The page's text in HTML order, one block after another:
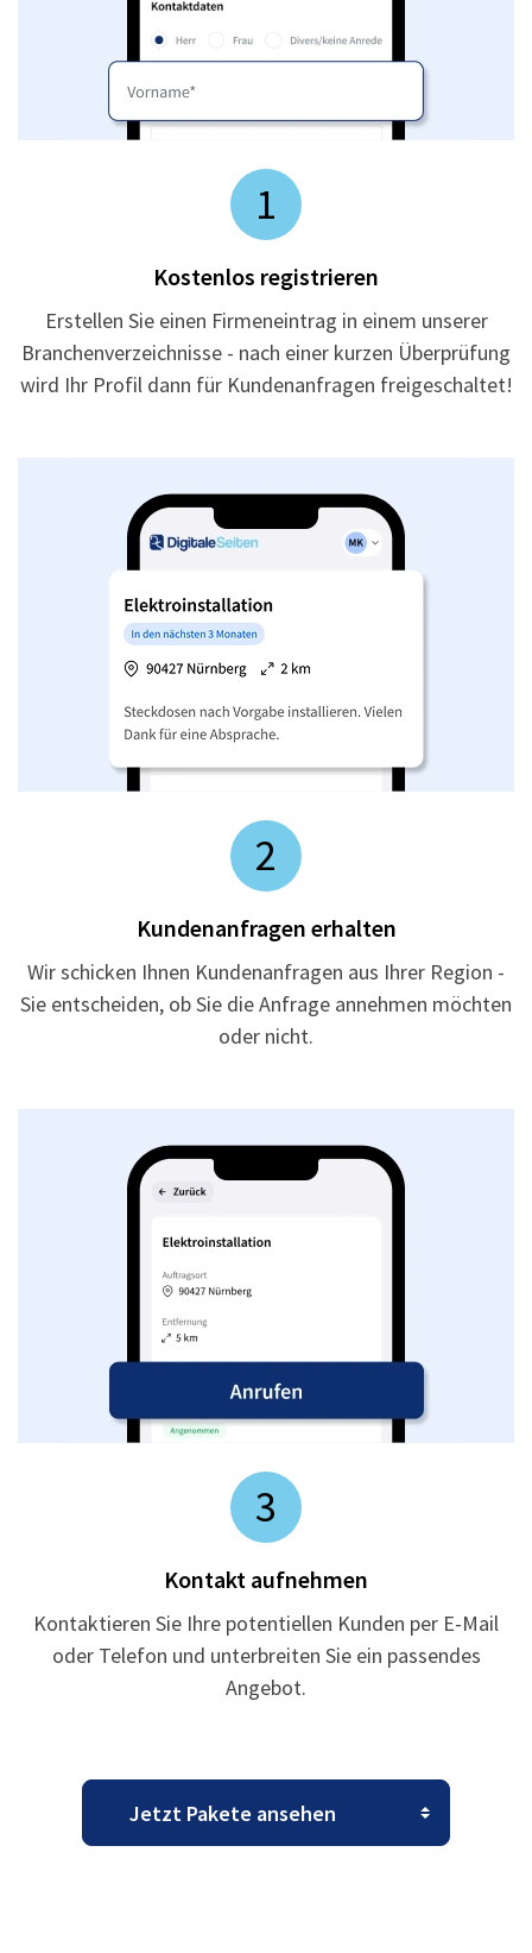
1
Kostenlos registrieren
Erstellen Sie einen Firmeneintrag in einem unserer
Branchenverzeichnisse - nach einer kurzen Überprüfung
wird Ihr Profil dann für Kundenanfragen freigeschaltet!
2
Kundenanfragen erhalten
Wir schicken Ihnen Kundenanfragen aus Ihrer Region -
Sie entscheiden, ob Sie die Anfrage annehmen möchten
oder nicht.
3
Kontakt aufnehmen
Kontaktieren Sie Ihre potentiellen Kunden per E-Mail
oder Telefon und unterbreiten Sie ein passendes
Angebot.